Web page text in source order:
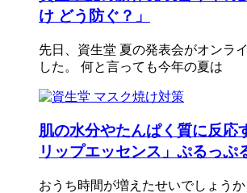
け どう防ぐ？」
先日、資生堂 夏の発表会がオンラ
した。 何と言っても今年の夏は
肌の水分やたんぱく質に反応
リップエッセンス」ぷるっぷ
おうち時間が増えたせいでしょう